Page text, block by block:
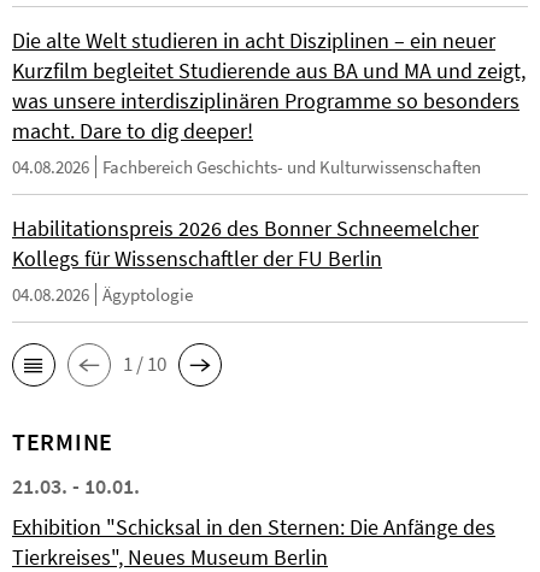
Die alte Welt studieren in acht Disziplinen – ein neuer
Kurzfilm begleitet Studierende aus BA und MA und zeigt,
was unsere interdisziplinären Programme so besonders
macht. Dare to dig deeper!
04.08.2026 Fachbereich Geschichts- und Kulturwissenschaften
Habilitationspreis 2026 des Bonner Schneemelcher
Kollegs für Wissenschaftler der FU Berlin
04.08.2026 Ägyptologie
1 / 10
TERMINE
21.03. - 10.01.
Exhibition "Schicksal in den Sternen: Die Anfänge des
Tierkreises", Neues Museum Berlin